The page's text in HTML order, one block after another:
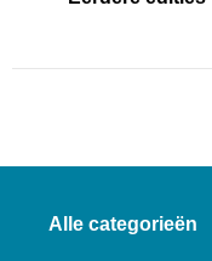
Alle categorieën